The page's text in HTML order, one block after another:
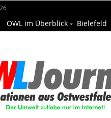
OWL im Überblick Bielefeld